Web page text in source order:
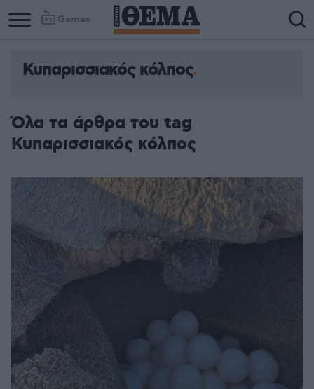
Games
Κυπαρισσιακός κόλπος
Όλα τα άρθρα του tag
Κυπαρισσιακός κόλπος